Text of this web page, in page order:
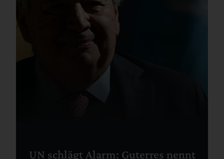
UN schlägt Alarm: Guterres nennt